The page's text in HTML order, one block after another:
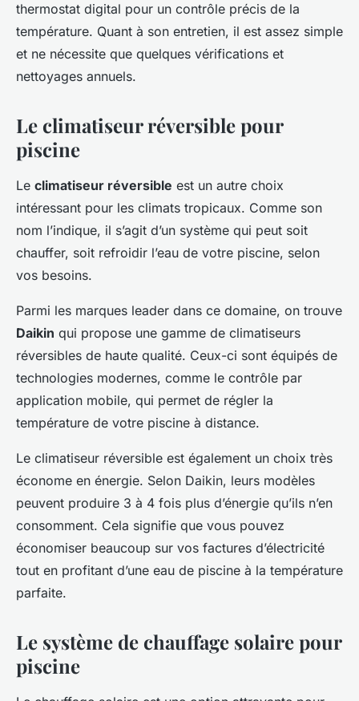
thermostat digital pour un contrôle précis de la
température. Quant à son entretien, il est assez simple
et ne nécessite que quelques vérifications et
nettoyages annuels.
Le climatiseur réversible pour
piscine
Le climatiseur réversible est un autre choix
intéressant pour les climats tropicaux. Comme son
nom l’indique, il s’agit d’un système qui peut soit
chauffer, soit refroidir l’eau de votre piscine, selon
vos besoins.
Parmi les marques leader dans ce domaine, on trouve
Daikin qui propose une gamme de climatiseurs
réversibles de haute qualité. Ceux-ci sont équipés de
technologies modernes, comme le contrôle par
application mobile, qui permet de régler la
température de votre piscine à distance.
Le climatiseur réversible est également un choix très
économe en énergie. Selon Daikin, leurs modèles
peuvent produire 3 à 4 fois plus d’énergie qu’ils n’en
consomment. Cela signifie que vous pouvez
économiser beaucoup sur vos factures d’électricité
tout en profitant d’une eau de piscine à la température
parfaite.
Le système de chauffage solaire pour
piscine